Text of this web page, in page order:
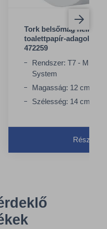
Tork belsőmag nélküli
toalettpapír-adagoló,
472259
Rendszer: T7 -
System
Magasság: 12 cm
Szélesség: 14 cm
Részletek